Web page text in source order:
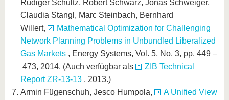
Rüdiger Schultz, Robert Schwarz, Jonas Schweiger,
Claudia Stangl, Marc Steinbach, Bernhard
Willert,
Mathematical Optimization for Challenging
Network Planning Problems in Unbundled Liberalized
Gas Markets , Energy Systems, Vol. 5, No. 3, pp. 449 –
473, 2014. (Auch verfügbar als
ZIB Technical
Report ZR-13-13 , 2013.)
Armin Fügenschuh, Jesco Humpola,
A Unified View